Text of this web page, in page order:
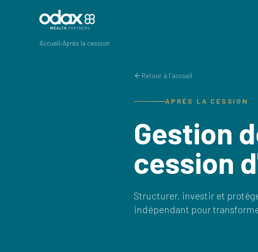
Accueil›Après la cession
Retour à l'accueil
APRÈS LA CESSION
Gestion
cession
Structurer, investir et
indépendant pour